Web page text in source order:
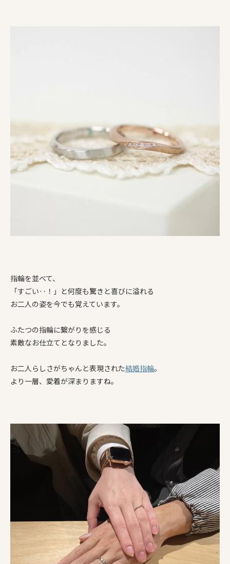
指輪を並べて、
「すごい‥！」と何度も驚きと喜びに溢れる
お二人の姿を今でも覚えています。
ふたつの指輪に繋がりを感じる
素敵なお仕立てとなりました。
お二人らしさがちゃんと表現された結婚指輪。
より一層、愛着が深まりますね。